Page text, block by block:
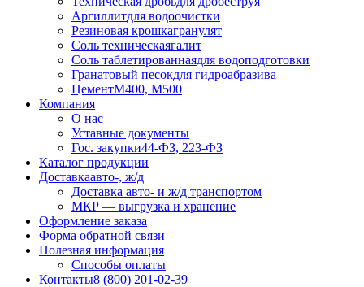
Аргиллитдля водоочистки
Резиновая крошкагранулят
Соль техническаягалит
Соль таблетированнаядля водоподготовки
Гранатовый песокдля гидроабразива
ЦементМ400, М500
Компания
О нас
Уставные документы
Гос. закупки44-ФЗ, 223-ФЗ
Каталог продукции
Доставкаавто-, ж/д
Доставка авто- и ж/д транспортом
МКР — выгрузка и хранение
Оформление заказа
Форма обратной связи
Полезная информация
Способы оплаты
Контакты8 (800) 201-02-39